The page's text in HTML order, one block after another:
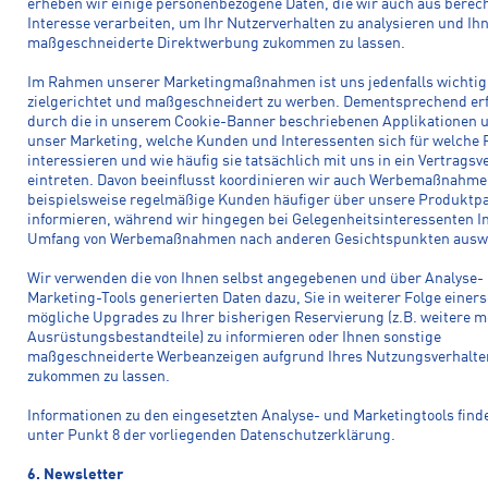
erheben wir einige personenbezogene Daten, die wir auch aus
Interesse verarbeiten, um Ihr Nutzerverhalten zu analysieren und
maßgeschneiderte Direktwerbung zukommen zu lassen.
Im Rahmen unserer Marketingmaßnahmen ist uns jedenfalls
zielgerichtet und maßgeschneidert zu werben. Dementsprechend
durch die in unserem Cookie-Banner beschriebenen Applikationen
unser Marketing, welche Kunden und Interessenten sich für welche
interessieren und wie häufig sie tatsächlich mit uns in ein
eintreten. Davon beeinflusst koordinieren wir auch
beispielsweise regelmäßige Kunden häufiger über unsere
informieren, während wir hingegen bei Gelegenheitsinteressenten
Umfang von Werbemaßnahmen nach anderen Gesichtspunkten
Wir verwenden die von Ihnen selbst angegebenen und über Analyse-
Marketing-Tools generierten Daten dazu, Sie in weiterer Folge
mögliche Upgrades zu Ihrer bisherigen Reservierung (z.B. weitere
Ausrüstungsbestandteile) zu informieren oder Ihnen sonstige
maßgeschneiderte Werbeanzeigen aufgrund Ihres
zukommen zu lassen.
Informationen zu den eingesetzten Analyse- und Marketingtools
unter Punkt 8 der vorliegenden Datenschutzerklärung.
6. Newsletter